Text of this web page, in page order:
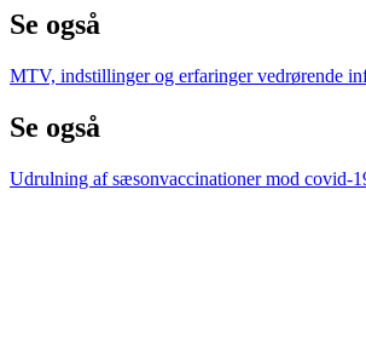
Se også
MTV, indstillinger og erfaringer vedrørende
Se også
Udrulning af sæsonvaccinationer mod covid-